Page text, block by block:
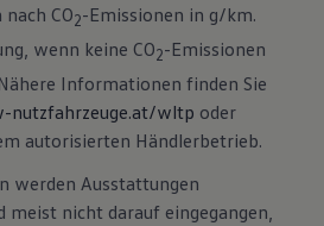
CO2-Emissionen in g/km.
wenn keine CO2-Emissionen
Informationen finden Sie
wltp oder
autorisierten Händlerbetrieb.
werden Ausstattungen
meist nicht darauf eingegangen,